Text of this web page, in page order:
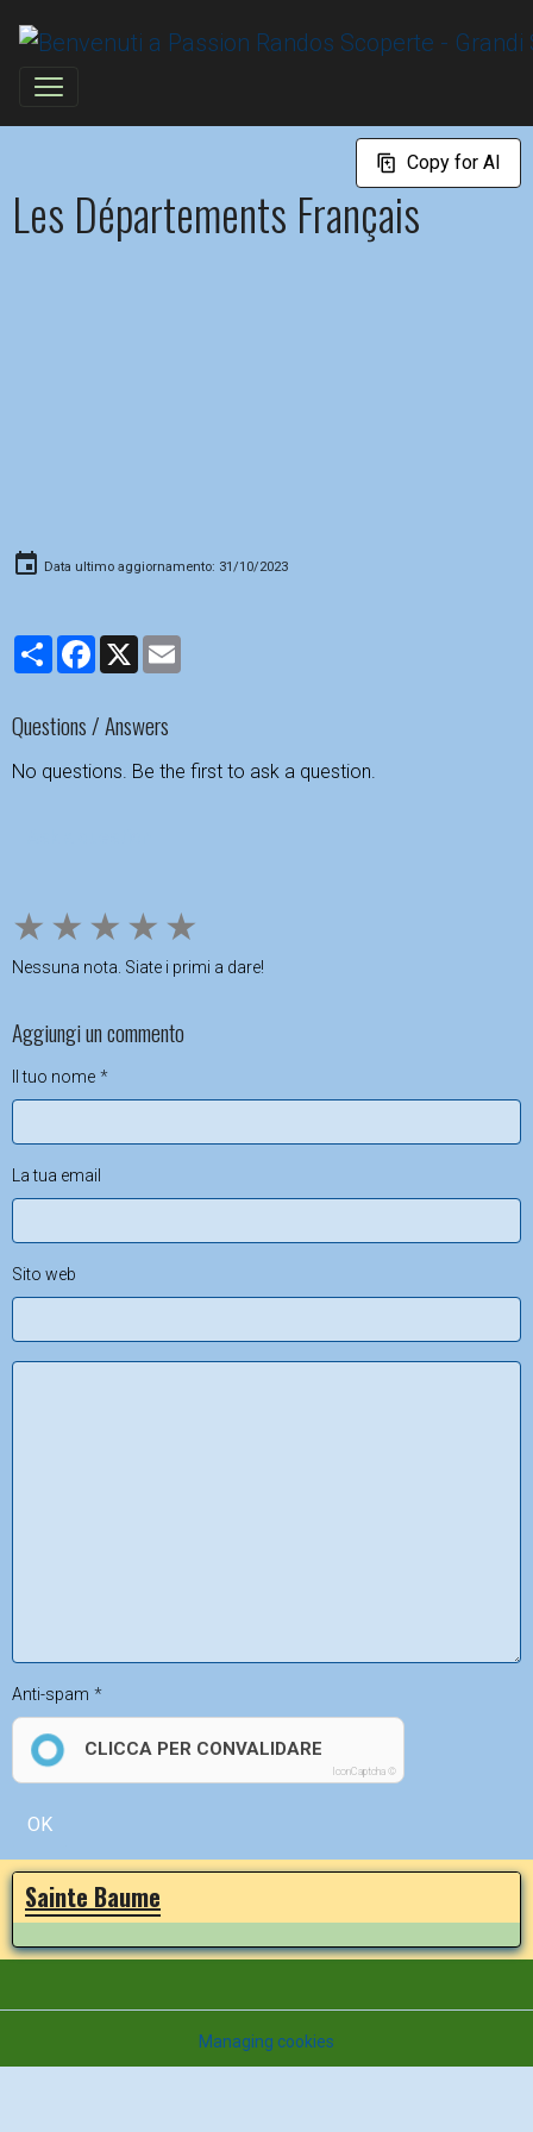
Copy for AI
Les Départements Français
Data ultimo aggiornamento: 31/10/2023
PartagerFacebook
Questions / Answers
No questions. Be the first to ask a question.
★ ★ ★ ★ ★
Nessuna nota. Siate i primi a dare!
Aggiungi un commento
Il tuo nome
La tua email
Sito web
Anti-spam
CLICCA PER CONVALIDARE
IconCaptcha ©
OK
Sainte Baume
Managing cookies